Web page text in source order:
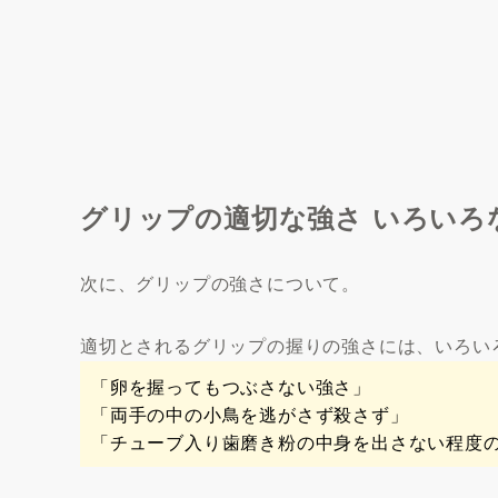
グリップの適切な強さ いろい
次に、グリップの強さについて。
適切とされるグリップの握りの強さには、いろ
「卵を握ってもつぶさない強さ」
「両手の中の小鳥を逃がさず殺さず」
「チューブ入り歯磨き粉の中身を出さない程度